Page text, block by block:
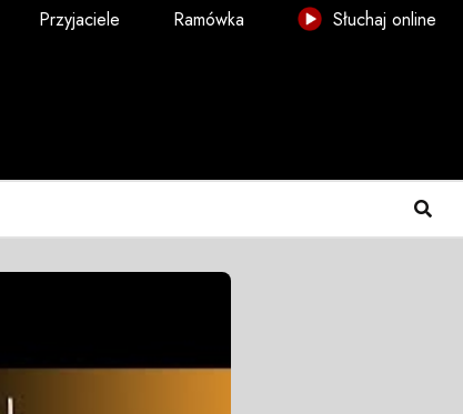
Przyjaciele Ramówka Słuchaj online